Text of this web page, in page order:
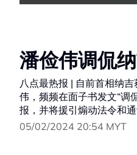
潘俭伟调侃
八点最热报 | 自前首相纳
伟，频频在面子书发文“调
报，并将援引煽动法令和
05/02/2024 20:54 MYT